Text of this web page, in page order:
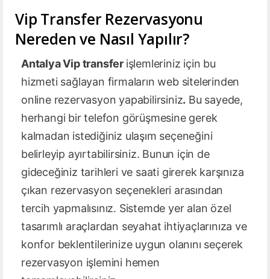
Vip Transfer Rezervasyonu
Nereden ve Nasıl Yapılır?
Antalya Vip transfer işlemleriniz için bu
hizmeti sağlayan firmaların web sitelerinden
online rezervasyon yapabilirsiniz. Bu sayede,
herhangi bir telefon görüşmesine gerek
kalmadan istediğiniz ulaşım seçeneğini
belirleyip ayırtabilirsiniz. Bunun için de
gideceğiniz tarihleri ve saati girerek karşınıza
çıkan rezervasyon seçenekleri arasından
tercih yapmalısınız. Sistemde yer alan özel
tasarımlı araçlardan seyahat ihtiyaçlarınıza ve
konfor beklentilerinize uygun olanını seçerek
rezervasyon işlemini hemen